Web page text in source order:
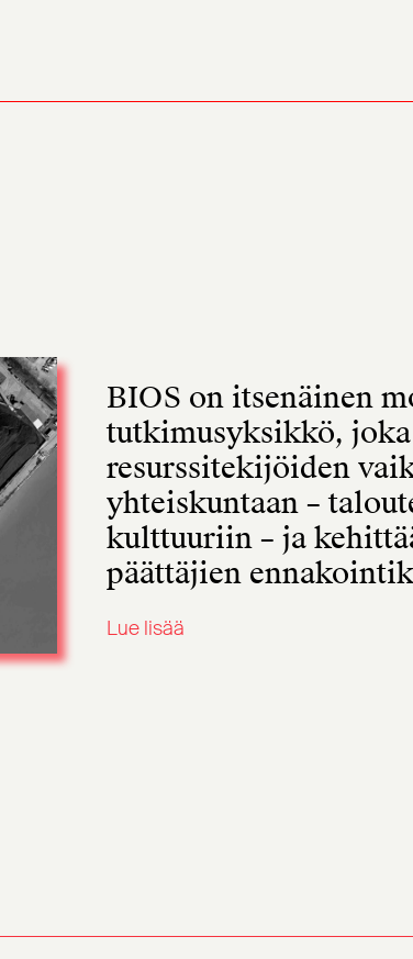
BIOS on itsenäinen
tutkimusyksikkö,
resurssitekijöiden
yhteiskuntaan –
kulttuuriin – ja
päättäjien
Lue lisää